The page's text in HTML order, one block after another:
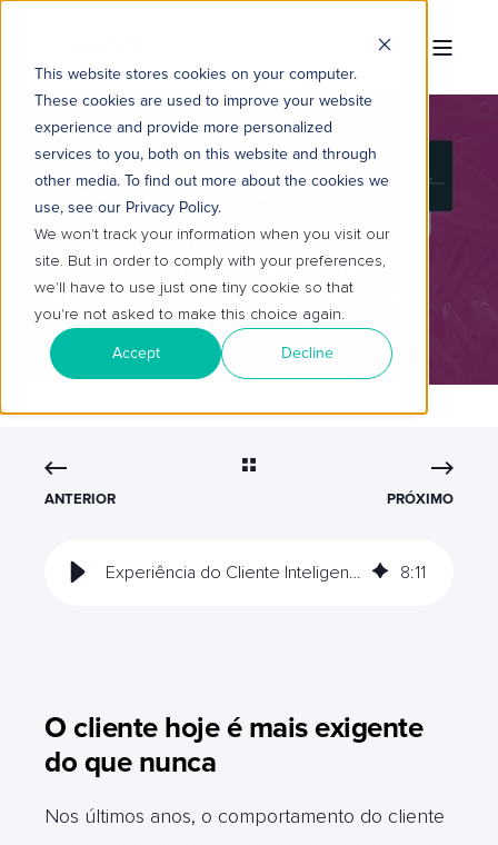
This website stores cookies on your computer.
These cookies are used to improve your website
experience and provide more personalized
services to you, both on this website and through
other media. To find out more about the cookies we
use, see our Privacy Policy.
We won't track your information when you visit our
site. But in order to comply with your preferences,
we'll have to use just one tiny cookie so that
you're not asked to make this choice again.
Accept Decline
EXPERIÊNCIA DO CLIENTE
INTELIGENTE: COMO CRIAR
INTERAÇÕES QUE ENCANTAM
ANTERIOR PRÓXIMO
Experiência do Cliente Inteligente: como criar interações que encantam 8:11
O cliente hoje é mais exigente
do que nunca
Nos últimos anos, o comportamento do cliente